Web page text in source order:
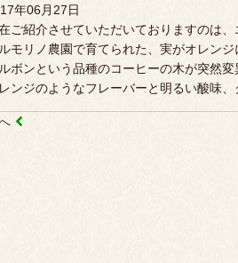
年06月27日
ご紹介させていただいておりますのは
モリノ農園で育てられた、実がオレンジ
ボンという品種のコーヒーの木が突然
ンジのようなフレーバーと明るい酸味、